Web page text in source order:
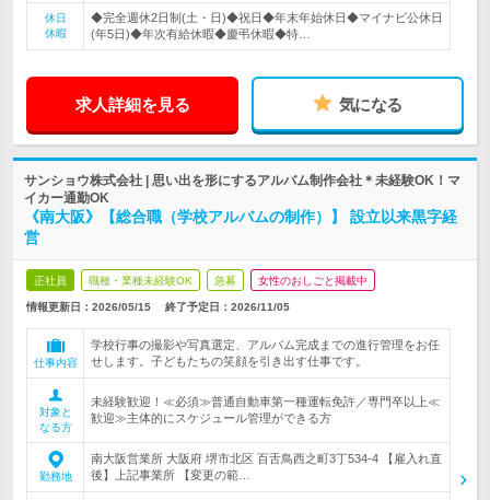
休日
休暇
◆完全週休2日制(土・日)◆祝日◆年末年始休日◆マイナビ公休日
(年5日)◆年次有給休暇◆慶弔休暇◆特…
求人詳細を見る 気になる
サンショウ株式会社 | 思い出を形にするアルバム制作会社＊未経験OK！マ
イカー通勤OK
《南大阪》【総合職（学校アルバムの制作）】 設立以来黒字経
営
正社員 職種・業種未経験OK 急募 女性のおしごと掲載中
情報更新日：2026/05/15 終了予定日： 2026/11/05
仕事内容
学校行事の撮影や写真選定、アルバム完成までの進行管理をお任
せします。子どもたちの笑顔を引き出す仕事です。
対象と
なる方
未経験歓迎！≪必須≫普通自動車第一種運転免許／専門卒以上≪
歓迎≫主体的にスケジュール管理ができる方
勤務地
南大阪営業所 大阪府 堺市北区 百舌鳥西之町3丁534-4 【雇入れ直
後】上記事業所 【変更の範…